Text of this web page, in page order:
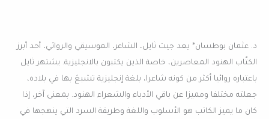
د. عثمان بوطسان* يعد جيت ثايل، الشاعر، الموسيقي والروائي، أحد أبرز
الكتّاب الهنود المعاصرين، خاصة الذين يكتبون بالانجليزية. يشتهر ثايل
باعتباره روائيا أكثر من كونه شاعرا، بلغة إنجليزية تشبعَ بها في بلاده،
جعلته مختلفا ومميزا عن باقي الأدباء والشعراء الهنود. بمعنى آخر، إذا
كان ما يميز الكاتب هو الأسلوب واللغة وطريقة السرد التي ينهجها في